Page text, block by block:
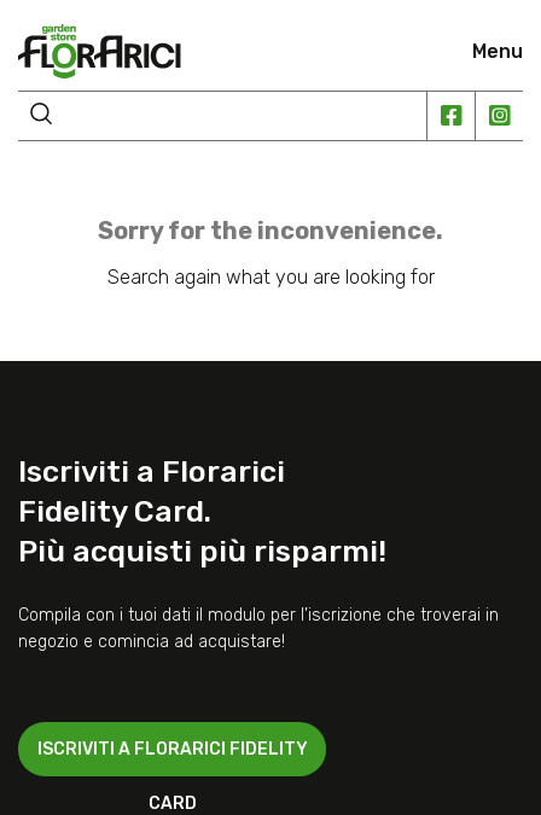
Menu
Sorry for the inconvenience.
Search again what you are looking for
Iscriviti a Florarici
Fidelity Card.
Più acquisti più risparmi!
Compila con i tuoi dati il modulo per l’iscrizione che troverai in
negozio e comincia ad acquistare!
ISCRIVITI A FLORARICI FIDELITY
CARD